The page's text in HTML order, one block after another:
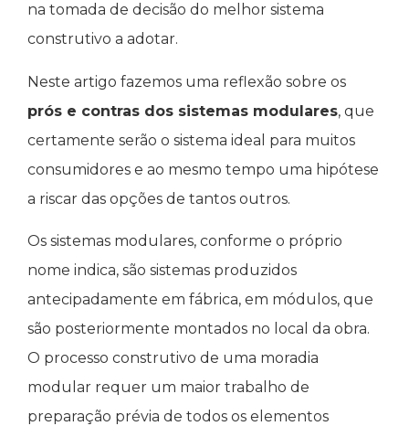
na tomada de decisão do melhor sistema
construtivo a adotar.
Neste artigo fazemos uma reflexão sobre os
prós e contras dos sistemas modulares, que
certamente serão o sistema ideal para muitos
consumidores e ao mesmo tempo uma hipótese
a riscar das opções de tantos outros.
Os sistemas modulares, conforme o próprio
nome indica, são sistemas produzidos
antecipadamente em fábrica, em módulos, que
são posteriormente montados no local da obra.
O processo construtivo de uma moradia
modular requer um maior trabalho de
preparação prévia de todos os elementos